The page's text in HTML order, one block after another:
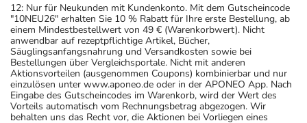
12: Nur für Neukunden mit Kundenkonto. Mit dem Gutscheincode
"10NEU26" erhalten Sie 10 % Rabatt für Ihre erste Bestellung, ab
einem Mindestbestellwert von 49 € (Warenkorbwert). Nicht
anwendbar auf rezeptpflichtige Artikel, Bücher,
Säuglingsanfangsnahrung und Versandkosten sowie bei
Bestellungen über Vergleichsportale. Nicht mit anderen
Aktionsvorteilen (ausgenommen Coupons) kombinierbar und nur
einzulösen unter www.aponeo.de oder in der APONEO App. Nach
Eingabe des Gutscheincodes im Warenkorb, wird der Wert des
Vorteils automatisch vom Rechnungsbetrag abgezogen. Wir
behalten uns das Recht vor, die Aktionen bei Vorliegen eines